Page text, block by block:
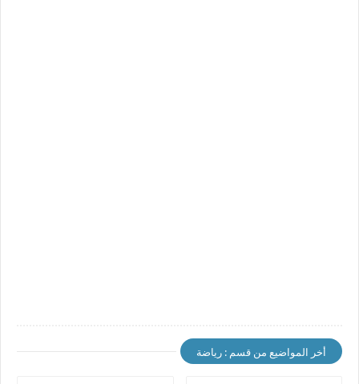
أخر المواضيع من قسم : رياضة